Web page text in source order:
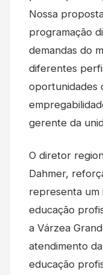
Nossa
programação
demandas do
diferentes
oportunidades
gerente da
O diretor
Dahmer,
representa um
educação
a Várzea
atendimento
educação